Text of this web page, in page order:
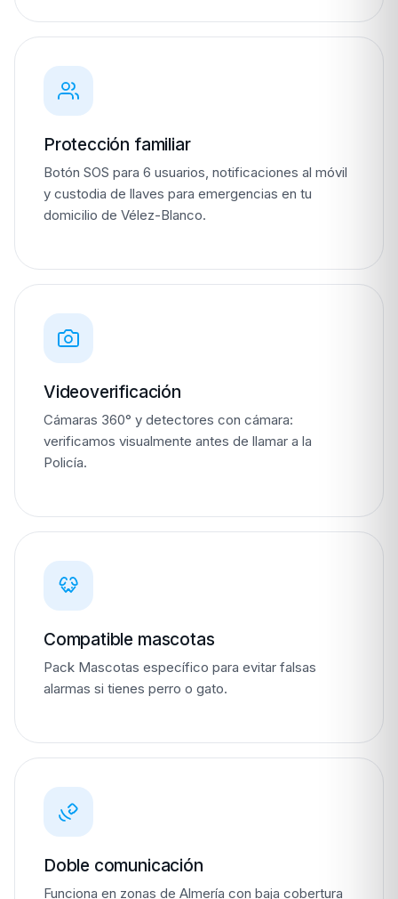
Protección familiar
Botón SOS para 6 usuarios, notificaciones al móvil
y custodia de llaves para emergencias en tu
domicilio de Vélez-Blanco.
Videoverificación
Cámaras 360° y detectores con cámara:
verificamos visualmente antes de llamar a la
Policía.
Compatible mascotas
Pack Mascotas específico para evitar falsas
alarmas si tienes perro o gato.
Doble comunicación
Funciona en zonas de Almería con baja cobertura